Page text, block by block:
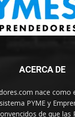
ACERCA DE
nace como
PYME y
de que las